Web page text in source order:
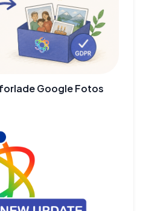
Google Fotos